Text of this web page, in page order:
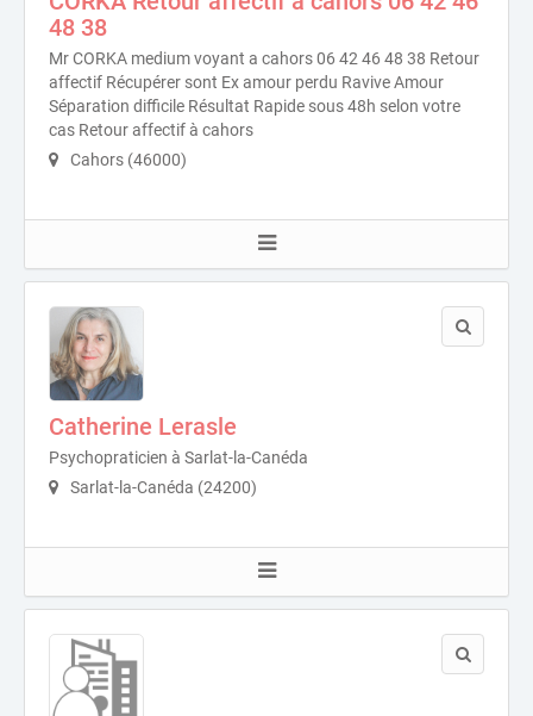
48 38
Mr CORKA medium voyant a cahors 06 42 46 48 38 Retour
affectif Récupérer sont Ex amour perdu Ravive Amour
Séparation difficile Résultat Rapide sous 48h selon votre
cas Retour affectif à cahors
Cahors (46000)
Catherine Lerasle
Psychopraticien à Sarlat-la-Canéda
Sarlat-la-Canéda (24200)